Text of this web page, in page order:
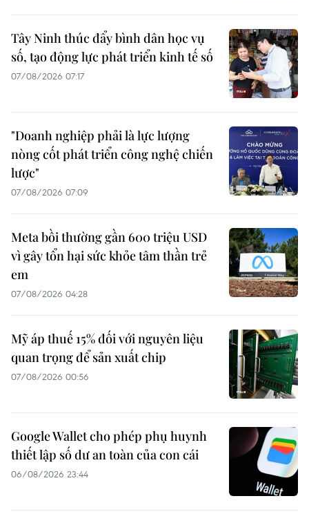
Tây Ninh thúc đẩy bình dân học vụ
số, tạo động lực phát triển kinh tế số
07/08/2026 07:17
"Doanh nghiệp phải là lực lượng
nòng cốt phát triển công nghệ chiến
lược"
07/08/2026 07:09
Meta bồi thường gần 600 triệu USD
vì gây tổn hại sức khỏe tâm thần trẻ
em
07/08/2026 04:28
Mỹ áp thuế 15% đối với nguyên liệu
quan trọng để sản xuất chip
07/08/2026 00:56
Google Wallet cho phép phụ huynh
thiết lập số dư an toàn của con cái
06/08/2026 23:44